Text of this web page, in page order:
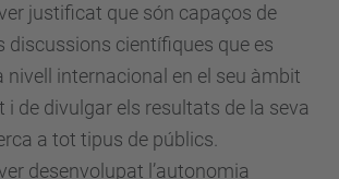
justificat que són capaços de
discussions científiques que es
nivell internacional en el seu àmbit
i de divulgar els resultats de la seva
a tot tipus de públics.
desenvolupat l’autonomia